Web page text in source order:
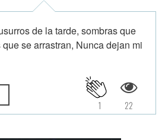
de la tarde, sombras que
se arrastran, Nunca dejan mi
22
1